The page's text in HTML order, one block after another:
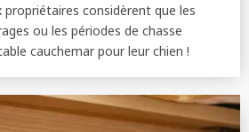
propriétaires considèrent que les
ou les périodes de chasse
cauchemar pour leur chien !